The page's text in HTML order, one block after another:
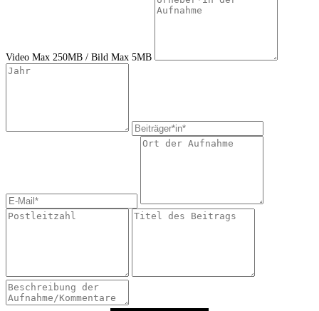
Video Max 250MB / Bild Max 5MB